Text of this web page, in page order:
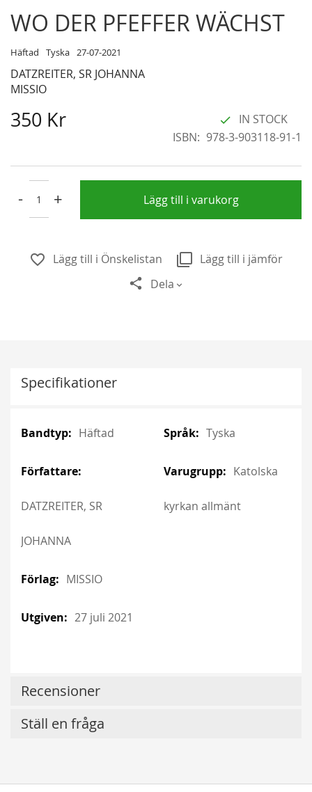
WO DER PFEFFER WÄCHST
Häftad Tyska 27-07-2021
DATZREITER, SR JOHANNA
MISSIO
350 Kr
IN STOCK
ISBN
978-3-903118-91-1
- + Lägg till i varukorg
Lägg till i Önskelistan
Lägg till i jämför
Dela
Skip
to
beginning
of
the
gallery
Specifikationer
InformationHäftad
DATZREITER, SR
JOHANNA
MISSIO
27 juli 2021
Information
Tyska
Katolska
kyrkan allmänt
Recensioner
Ställ en fråga